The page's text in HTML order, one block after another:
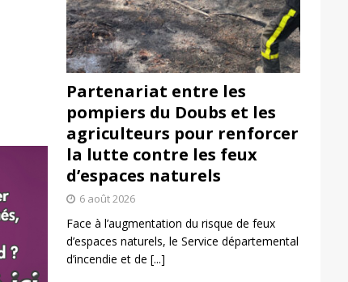
Partenariat entre les
pompiers du Doubs et les
agriculteurs pour renforcer
la lutte contre les feux
d’espaces naturels
6 août 2026
Face à l’augmentation du risque de feux
d’espaces naturels, le Service départemental
d’incendie et de [...]